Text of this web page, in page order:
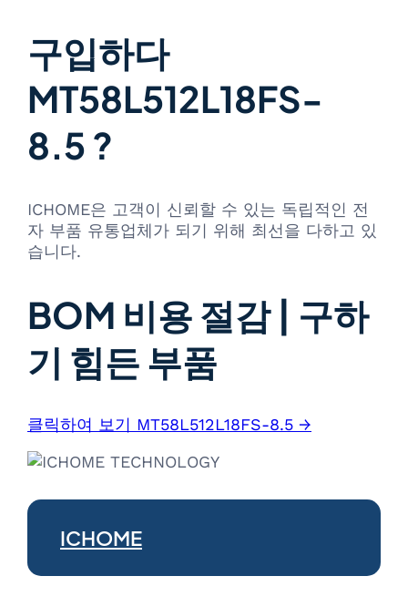
구입하다
MT58L512L18FS-
8.5 ?
ICHOME은 고객이 신뢰할 수 있는 독립적인 전
자 부품 유통업체가 되기 위해 최선을 다하고 있
습니다.
BOM 비용 절감 | 구하
기 힘든 부품
클릭하여 보기 MT58L512L18FS-8.5 →
ICHOME